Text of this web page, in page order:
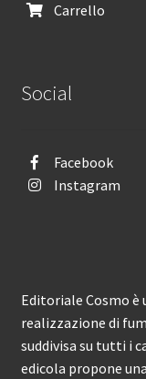
Carrello
Social
Facebook
Instagram
Editoriale Cosmo è
realizzazione di
suddivisa su tutti i
edicola propone